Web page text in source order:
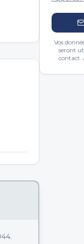
Vos
seront
contact.